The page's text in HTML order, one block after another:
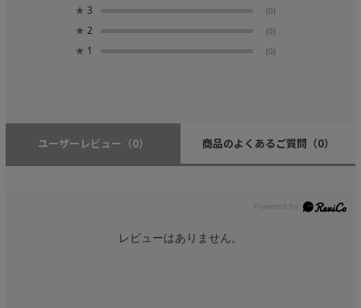
★ 3 (0)
★ 2 (0)
★ 1 (0)
ユーザーレビュー （0） 商品のよくあるご質問 （0）
レビューはありません。